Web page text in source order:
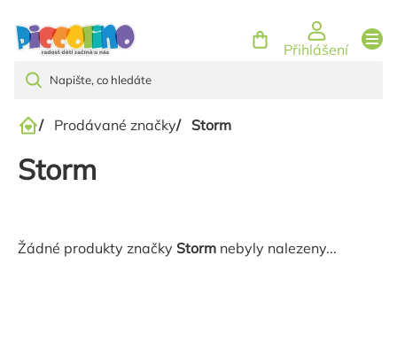
Přihlášení
Domů
/ Prodávané značky/ Storm
Storm
Žádné produkty značky Storm nebyly nalezeny...